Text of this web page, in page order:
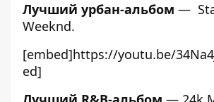
Лучший урбан-альбом —
Weeknd.
[embed]https://youtu.be/
ed]